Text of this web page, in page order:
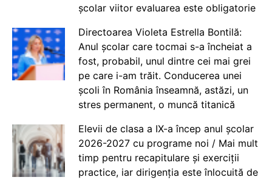
școlar viitor evaluarea este obligatorie
Directoarea Violeta Estrella Bontilă:
Anul școlar care tocmai s-a încheiat a
fost, probabil, unul dintre cei mai grei
pe care i-am trăit. Conducerea unei
școli în România înseamnă, astăzi, un
stres permanent, o muncă titanică
Elevii de clasa a IX-a încep anul școlar
2026-2027 cu programe noi / Mai mult
timp pentru recapitulare și exerciții
practice, iar dirigenția este înlocuită de